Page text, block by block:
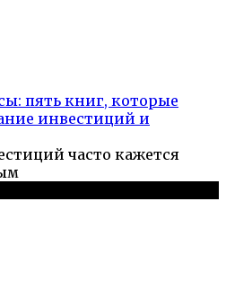
пять книг, которые
инвестиций и
часто кажется